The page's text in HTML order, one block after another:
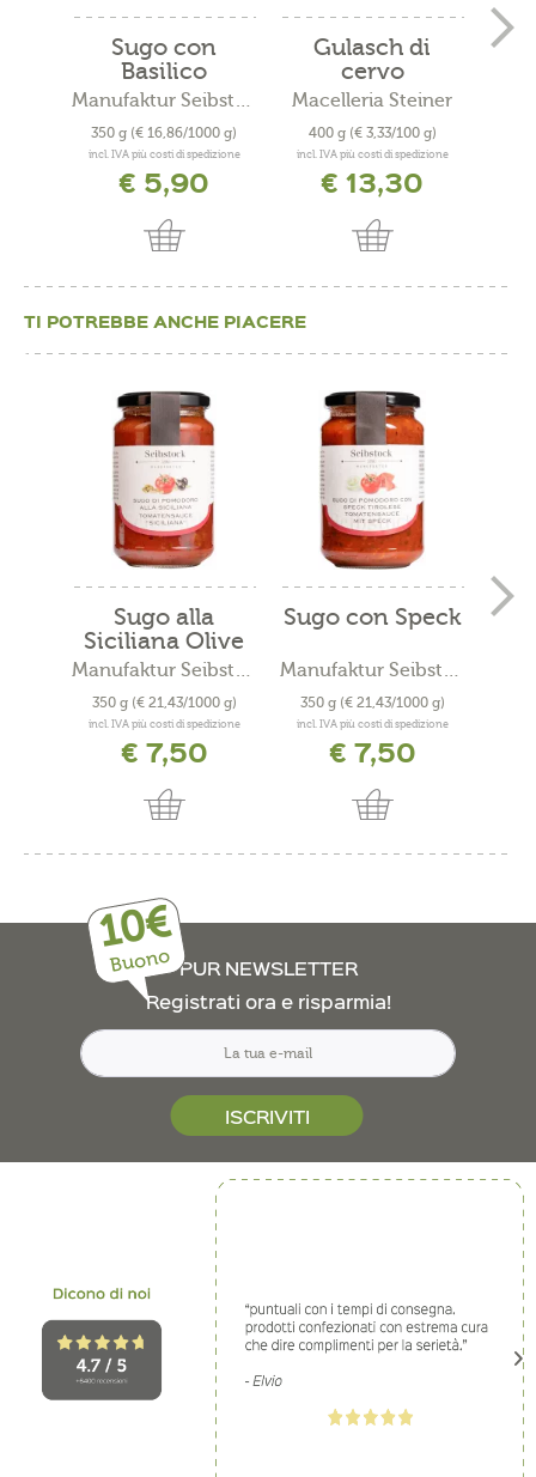
Sugo con
Basilico
Manufaktur Seibstock
350 g (€ 16,86/1000 g)
incl. IVA più costi di spedizione
€ 5,90
Gulasch di
cervo
Macelleria Steiner
400 g (€ 3,33/100 g)
incl. IVA più costi di spedizione
€ 13,30
TI POTREBBE ANCHE PIACERE
Sugo alla
Siciliana Olive
e...
350 g (€ 21,43/1000 g)
incl. IVA più costi di spedizione
€ 7,50
Sugo con Speck
350 g (€ 21,43/1000 g)
incl. IVA più costi di spedizione
€ 7,50
10€
Buono PUR NEWSLETTER
Registrati ora e risparmia!
ISCRIVITI